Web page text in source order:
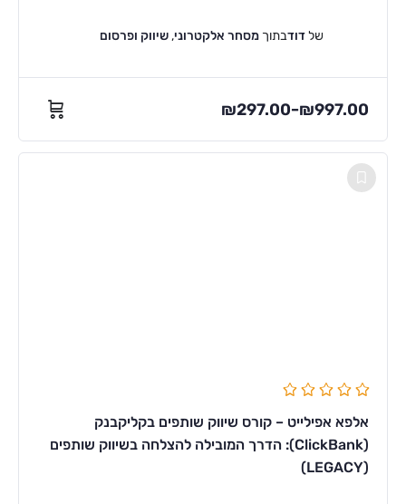
שלדודבתוך מסחר אלקטרוני, שיווק ופרסום
₪297.00–₪997.00
אלפא אפילייט – קורס שיווק שותפים בקליקבנק
(ClickBank): הדרך המובילה להצלחה בשיווק שותפים
(LEGACY)